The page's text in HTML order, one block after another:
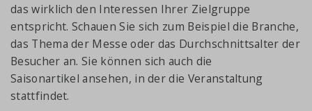
das wirklich den Interessen Ihrer Zielgruppe
entspricht. Schauen Sie sich zum Beispiel die Branche,
das Thema der Messe oder das Durchschnittsalter der
Besucher an. Sie können sich auch die
Saisonartikel ansehen, in der die Veranstaltung
stattfindet.